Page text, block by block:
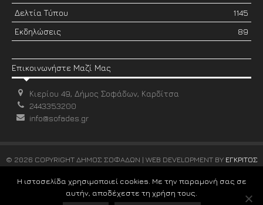
Δελτία Τύπου
1145
Εκδηλώσεις
89
Επικοινωνήστε Μαζί Μας
Κιερίου 49, Δήμος Σοφάδων, Καρδίτσα
2443353200
info@sofades.gr
© 2026 COPYRIGHT ΔΗΜΟΣ ΣΟΦΑΔΩΝ | WEB DEVELOPMENT BY ΕΓΚΡΙΤΟΣ
Η ιστοσελίδα χρησιμοποιεί cookies. Με την παραμονή σας σε
αυτήν, αποδέχεστε τη χρήση τους.